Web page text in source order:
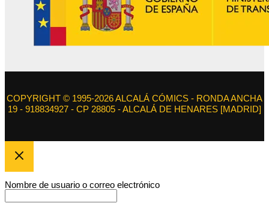
COPYRIGHT © 1995-2026 ALCALÁ CÓMICS - RONDA ANCHA
19 - 918834927 - CP 28805 - ALCALÁ DE HENARES [MADRID]
Nombre de usuario o correo electrónico